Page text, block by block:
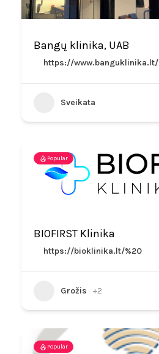
Bangų klinika, UAB
https://www.banguklinika.lt/
Sveikata
Popular
BIOFIRST Klinika
https://bioklinika.lt/%20
Grožis +2
Popular